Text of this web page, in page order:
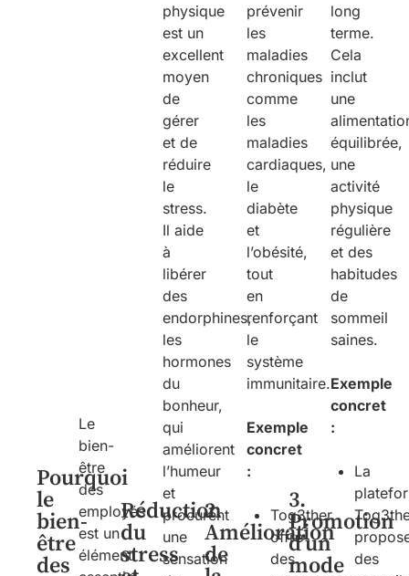
Pourquoi
le
bien-
être
des
Le
bien-
être
des
employés
est un
élément
Réduction
du
stress
physique
est un
excellent
moyen
de
gérer
et de
réduire
le
stress.
Il aide
à
libérer
des
endorphines,
les
hormones
du
bonheur,
qui
améliorent
l’humeur
et
procurent
une
sensation
2.
Amélioration
de
prévenir
les
maladies
chroniques
comme
les
maladies
cardiaques,
le
diabète
et
l’obésité,
tout
en
renforçant
le
système
immunitaire.
Exemple
concret
:
Tog3ther
offre
des
3.
Promotion
d’un
mode
long
terme.
Cela
inclut
une
équilibrée,
une
activité
physique
régulière
et des
habitudes
de
sommeil
saines.
Exemple
concret
:
La
des